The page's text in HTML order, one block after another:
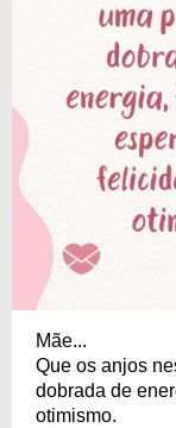
Mãe...
Que os anjos
dobrada de
otimismo.